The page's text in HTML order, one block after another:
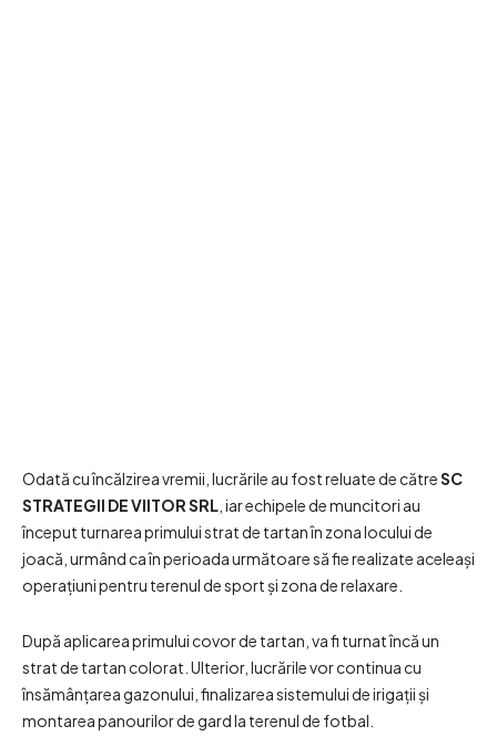
Odată cu încălzirea vremii, lucrările au fost reluate de cătreSC
STRATEGII DE VIITOR SRL , iar echipele de muncitori au
început turnarea primului strat de tartan în zona locului de
joacă, urmând ca în perioada următoare să fie realizate aceleași
operațiuni pentru terenul de sport și zona de relaxare.
După aplicarea primului covor de tartan, va fi turnat încă un
strat de tartan colorat. Ulterior, lucrările vor continua cu
însămânțarea gazonului, finalizarea sistemului de irigații și
montarea panourilor de gard la terenul de fotbal.